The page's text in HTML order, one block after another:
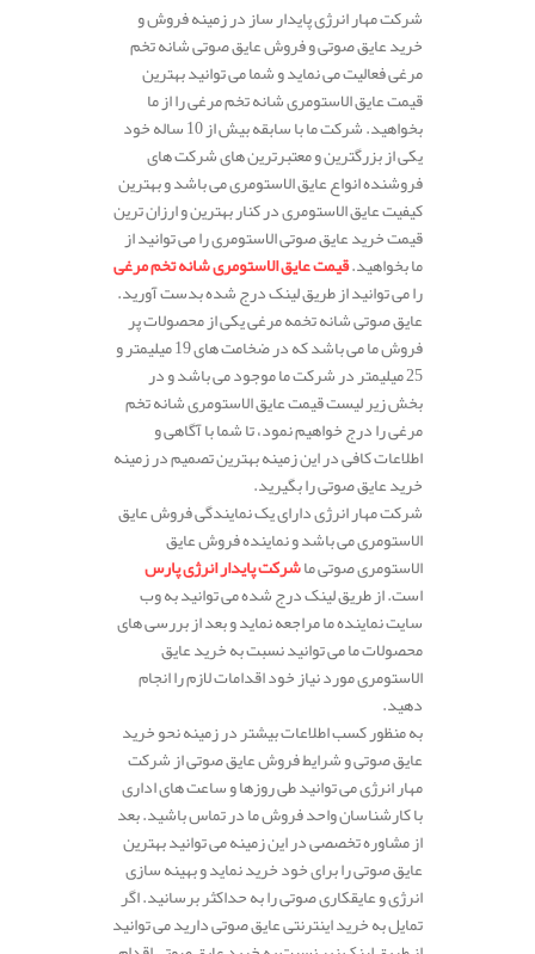
شرکت مهار انرژی پایدار ساز در زمینه فروش و
خرید عایق صوتی و فروش عایق صوتی شانه تخم
مرغی فعالیت می نماید و شما می توانید بهترین
قیمت عایق الاستومری شانه تخم مرغی را از ما
بخواهید. شرکت ما با سابقه بیش از 10 ساله خود
یکی از بزرگترین و معتبرترین های شرکت های
فروشنده انواع عایق الاستومری می باشد و بهترین
کیفیت عایق الاستومری در کنار بهترین و ارزان ترین
قیمت خرید عایق صوتی الاستومری را می توانید از
ما بخواهید.قیمت عایق الاستومری شانه تخم مرغی
را می توانید از طریق لینک درج شده بدست آورید.
عایق صوتی شانه تخمه مرغی یکی از محصولات پر
فروش ما می باشد که در ضخامت های 19 میلیمتر و
25 میلیمتر در شرکت ما موجود می باشد و در
بخش زیر لیست قیمت عایق الاستومری شانه تخم
مرغی را درج خواهیم نمود، تا شما با آگاهی و
اطلاعات کافی در این زمینه بهترین تصمیم در زمینه
خرید عایق صوتی را بگیرید.
شرکت مهار انرژی دارای یک نمایندگی فروش عایق
الاستومری می باشد و نماینده فروش عایق
الاستومری صوتی ماشرکت پایدار انرژی پارس
است. از طریق لینک درج شده می توانید به وب
سایت نماینده ما مراجعه نماید و بعد از بررسی های
محصولات ما می توانید نسبت به خرید عایق
الاستومری مورد نیاز خود اقدامات لازم را انجام
دهید.
به منظور کسب اطلاعات بیشتر در زمینه نحو خرید
عایق صوتی و شرایط فروش عایق صوتی از شرکت
مهار انرژی می توانید طی روزها و ساعت های اداری
با کارشناسان واحد فروش ما در تماس باشید. بعد
از مشاوره تخصصی در این زمینه می توانید بهترین
عایق صوتی را برای خود خرید نماید و بهینه سازی
انرژی و عایقکاری صوتی را به حداکثر برسانید. اگر
تمایل به خرید اینترنتی عایق صوتی دارید می توانید